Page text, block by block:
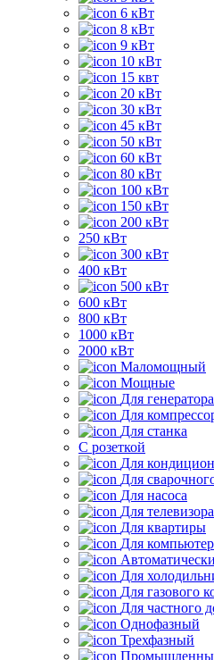
6 кВт
8 кВт
9 кВт
10 кВт
15 квт
20 кВт
30 кВт
45 кВт
50 кВт
60 кВт
80 кВт
100 кВт
150 кВт
200 кВт
250 кВт
300 кВт
400 кВт
500 кВт
600 кВт
800 кВт
1000 кВт
2000 кВт
Маломощный
Мощные
Для генератора
Для
Для станка
C розеткой
Для
Для
Для насоса
Для телевизора
Для квартиры
Для
Для
Для газового
Для частного
Однофазный
Трехфазный